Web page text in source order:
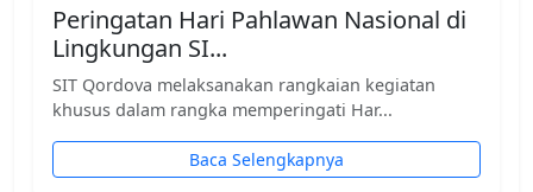
Peringatan Hari Pahlawan Nasional di
Lingkungan SI...
SIT Qordova melaksanakan rangkaian kegiatan
khusus dalam rangka memperingati Har...
Baca Selengkapnya